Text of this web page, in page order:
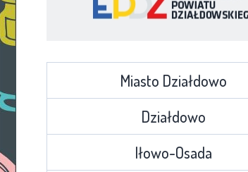
Miasto Działdowo
Działdowo
Iłowo-Osada